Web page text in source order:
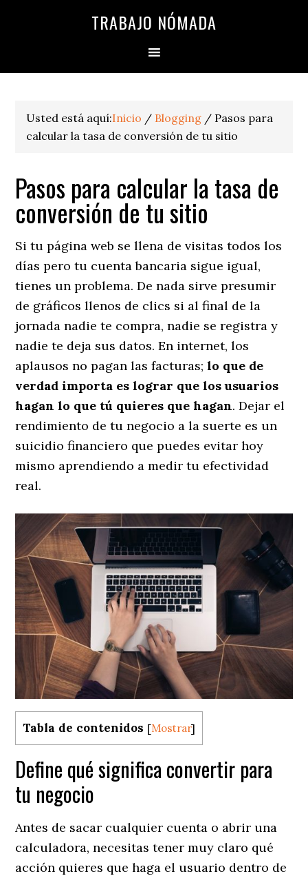
TRABAJO NÓMADA
Usted está aquí:Inicio / Blogging / Pasos para
calcular la tasa de conversión de tu sitio
Pasos para calcular la tasa de
conversión de tu sitio
Si tu página web se llena de visitas todos los
días pero tu cuenta bancaria sigue igual,
tienes un problema. De nada sirve presumir
de gráficos llenos de clics si al final de la
jornada nadie te compra, nadie se registra y
nadie te deja sus datos. En internet, los
aplausos no pagan las facturas; lo que de
verdad importa es lograr que los usuarios
hagan lo que tú quieres que hagan. Dejar el
rendimiento de tu negocio a la suerte es un
suicidio financiero que puedes evitar hoy
mismo aprendiendo a medir tu efectividad
real.
Tabla de contenidos [Mostrar]
​Define qué significa convertir para
tu negocio
​Antes de sacar cualquier cuenta o abrir una
calculadora, necesitas tener muy claro qué
acción quieres que haga el usuario dentro de